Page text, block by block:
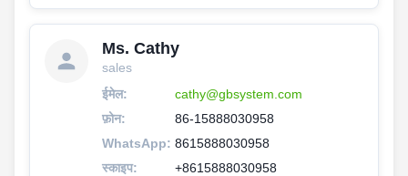
Ms. Cathy
sales
ईमेल:
cathy@gbsystem.com
फ़ोन:
86-15888030958
WhatsApp: 8615888030958
स्काइप:
+8615888030958